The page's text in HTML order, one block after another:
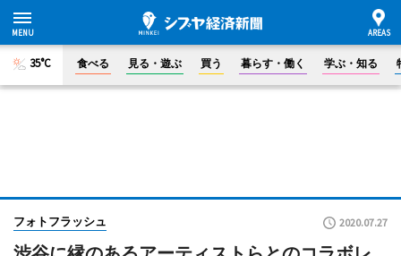
35°C 食べる 見る・遊ぶ 買う 暮らす・働く 学ぶ・知る
フォトフラッシュ 2020.07.27